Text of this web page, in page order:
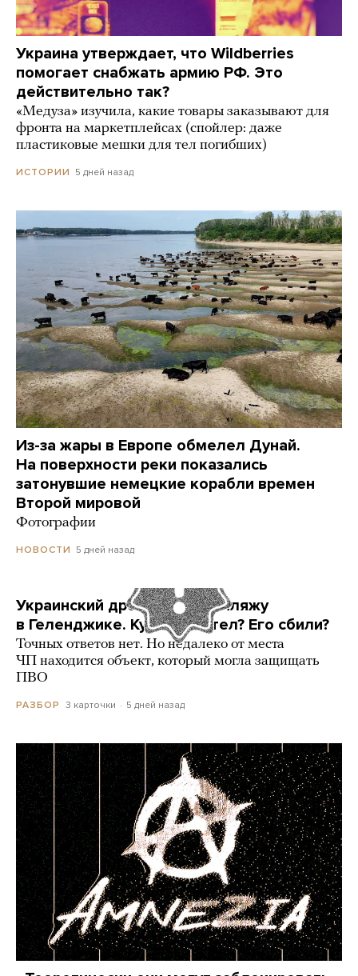
Украина утверждает, что Wildberries
помогает снабжать армию РФ. Это
действительно так?
«Медуза» изучила, какие товары заказывают для
фронта на маркетплейсах (спойлер: даже
пластиковые мешки для тел погибших)
ИСТОРИИ 5 дней назад
Из-за жары в Европе обмелел Дунай.
На поверхности реки показались
затонувшие немецкие корабли времен
Второй мировой
Фотографии
НОВОСТИ 5 дней назад
Украинский дрон попал по пляжу
в Геленджике. Куда он летел? Его сбили?
Точных ответов нет. Но недалеко от места
ЧП находится объект, который могла защищать
ПВО
РАЗБОР 3 карточки 5 дней назад